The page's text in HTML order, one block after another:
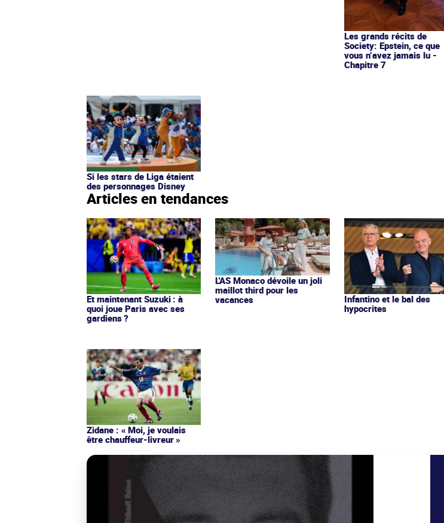
Les grands récits de
Society: Epstein, ce que
vous n’avez jamais lu -
Chapitre 7
Si les stars de Liga étaient
des personnages Disney
Articles en tendances
Et maintenant Suzuki : à
quoi joue Paris avec ses
gardiens ?
L'AS Monaco dévoile un joli
maillot third pour les
vacances
Infantino et le bal des
hypocrites
Zidane : « Moi, je voulais
être chauffeur-livreur »